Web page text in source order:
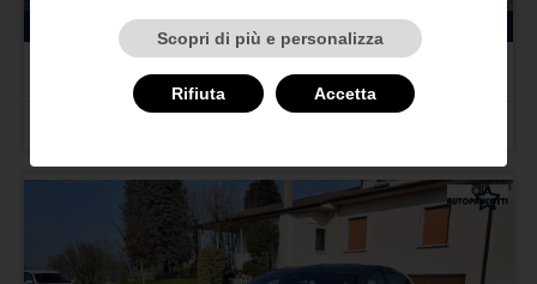
ALFA ROMEO Gtv/Spider
Gtv 2.0i 16V Twin Spark cat L
Scopri di più e personalizza
Rifiuta Accetta